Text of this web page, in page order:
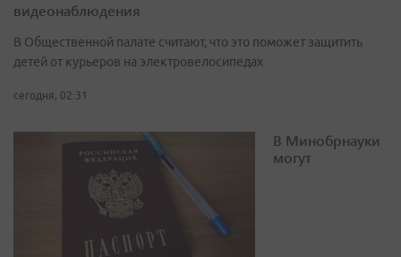
видеонаблюдения
В Общественной палате считают, что это поможет защитить
детей от курьеров на электровелосипедах
сегодня, 02:31
В Минобрнауки
могут